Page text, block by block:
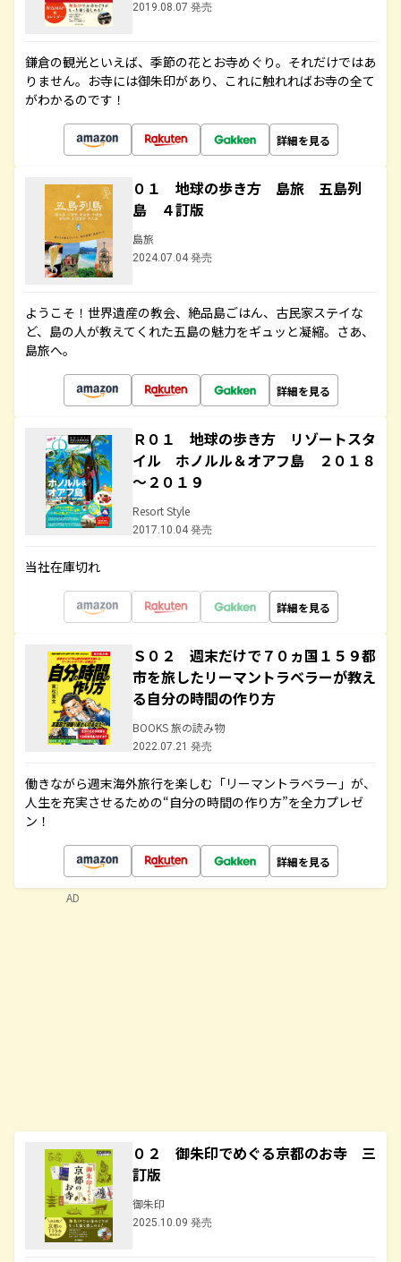
2019.08.07 発売
鎌倉の観光といえば、季節の花とお寺めぐり。それだけではあ
りません。お寺には御朱印があり、これに触れればお寺の全て
がわかるのです！
詳細を見る
０１ 地球の歩き方 島旅 五島列
島 ４訂版
島旅
2024.07.04 発売
ようこそ！世界遺産の教会、絶品島ごはん、古民家ステイな
ど、島の人が教えてくれた五島の魅力をギュッと凝縮。さあ、
島旅へ。
詳細を見る
Ｒ０１ 地球の歩き方 リゾートスタ
イル ホノルル＆オアフ島 ２０１８
～２０１９
Resort Style
2017.10.04 発売
当社在庫切れ
詳細を見る
Ｓ０２ 週末だけで７０ヵ国１５９都
市を旅したリーマントラベラーが教え
る自分の時間の作り方
BOOKS 旅の読み物
2022.07.21 発売
働きながら週末海外旅行を楽しむ「リーマントラベラー」が、
人生を充実させるための“自分の時間の作り方”を全力プレゼ
ン！
詳細を見る
０２ 御朱印でめぐる京都のお寺 三
訂版
御朱印
2025.10.09 発売
AD